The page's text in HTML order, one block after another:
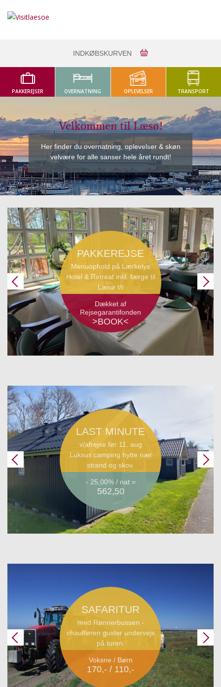
INDKØBSKURVEN
PAKKEREJSER OVERNATNING OPLEVELSER TRANSPORT
Velkommen til Læsø!
Her finder du overnatning, oplevelser & skøn
velvære for alle sanser hele året rundt!
PAKKEREJSE
Menuophold på Lærkelys
Hotel & Retreat inkl. færge til
Læsø t/r
Dækket af
Rejsegarantifonden
>BOOK<
LAST MINUTE
v/afrejse før 11. aug
Luksus camping hytte nær
strand og skov.
- 25,00% / nat =
562,50
SAFARITUR
med Rønnerbussen -
chaufføren guider undervejs
på turen.
Voksne / Børn
170,- / 110,-